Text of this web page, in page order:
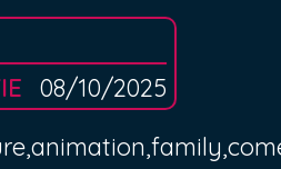
08/10/2025